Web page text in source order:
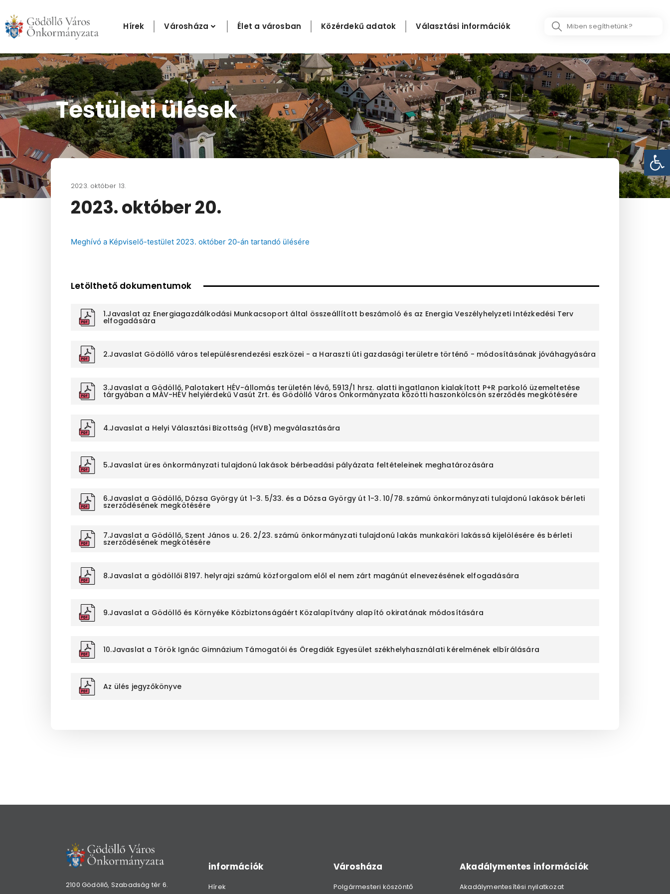
content
Hírek Városháza Élet a városban Közérdekű adatok Választási információk
Search
Testületi ülések​
2023. október 13.
2023. október 20.
Meghívó a Képviselő-testület 2023. október 20-án tartandó ülésére
Letölthető dokumentumok
1.Javaslat az Energiagazdálkodási Munkacsoport által összeállított beszámoló és az Energia Veszélyhelyzeti Intézkedési Terv
elfogadására
2.Javaslat Gödöllő város településrendezési eszközei - a Haraszti úti gazdasági területre történő - módosításának jóváhagyására
3.Javaslat a Gödöllő, Palotakert HÉV-állomás területén lévő, 5913/1 hrsz. alatti ingatlanon kialakított P+R parkoló üzemeltetése
tárgyában a MÁV-HÉV helyiérdekű Vasút Zrt. és Gödöllő Város Önkormányzata közötti haszonkölcsön szerződés megkötésére
4.Javaslat a Helyi Választási Bizottság (HVB) megválasztására
5.Javaslat üres önkormányzati tulajdonú lakások bérbeadási pályázata feltételeinek meghatározására
6.Javaslat a Gödöllő, Dózsa György út 1-3. 5/33. és a Dózsa György út 1-3. 10/78. számú önkormányzati tulajdonú lakások bérleti
szerződésének megkötésére
7.Javaslat a Gödöllő, Szent János u. 26. 2/23. számú önkormányzati tulajdonú lakás munkaköri lakássá kijelölésére és bérleti
szerződésének megkötésére
8.Javaslat a gödöllői 8197. helyrajzi számú közforgalom elől el nem zárt magánút elnevezésének elfogadására
9.Javaslat a Gödöllő és Környéke Közbiztonságáért Közalapítvány alapító okiratának módosítására
10.Javaslat a Török Ignác Gimnázium Támogatói és Öregdiák Egyesület székhelyhasználati kérelmének elbírálására
Az ülés jegyzőkönyve
2100 Gödöllő, Szabadság tér 6.
információk
Hírek
Városháza
Polgármesteri köszöntő
Akadálymentes információk
Akadálymentesítési nyilatkozat